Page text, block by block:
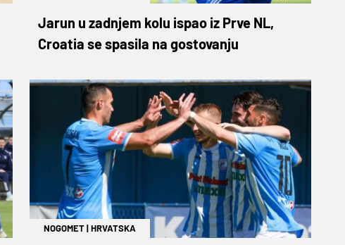
Jarun u zadnjem kolu ispao iz Prve NL,
Croatia se spasila na gostovanju
NOGOMET|HRVATSKA